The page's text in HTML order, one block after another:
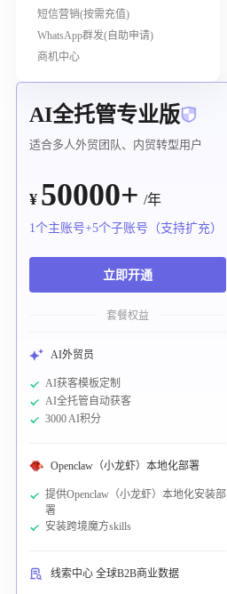
短信营销(按需充值)
WhatsApp群发(自助申请)
商机中心
AI全托管专业版
适合多人外贸团队、内贸转型用户
¥ 50000+ /年
1个主账号+5个子账号（支持扩充）
立即开通
套餐权益
AI外贸员
AI获客模板定制
AI全托管自动获客
3000 AI积分
Openclaw（小龙虾）本地化部署
提供Openclaw（小龙虾）本地化安装部
署
安装跨境魔方skills
线索中心 全球B2B商业数据